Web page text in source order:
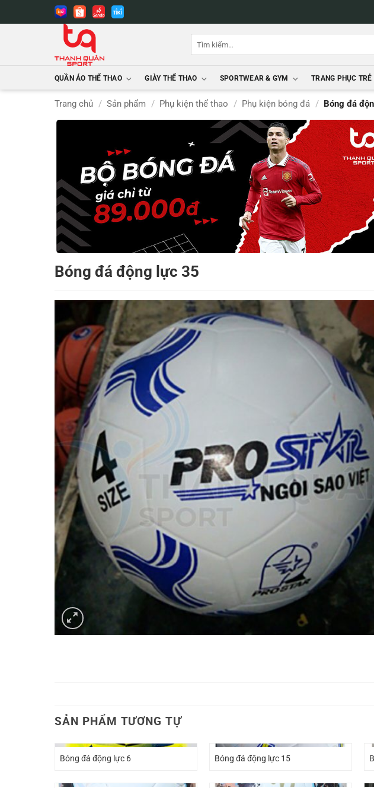
Tìm
QUẦN ÁO THỂ THAO GIÀY THỂ THAO SPORTWEAR & GYM TRANG PHỤC TRẺ
Trang chủ / Sản phẩm / Phụ kiện thể thao / Phụ kiện bóng đá / Bóng đá
Bóng đá động lực 35
SẢN PHẨM TƯƠNG TỰ
Bóng đá động lực 6 Bóng đá động lực 15